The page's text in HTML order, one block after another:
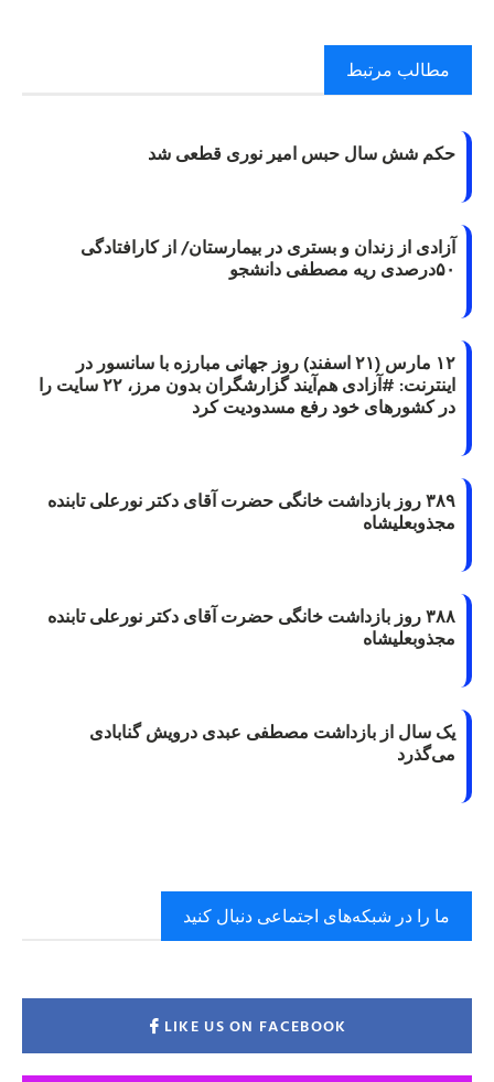
مطالب مرتبط
حکم شش سال حبس امیر نوری قطعی شد
آزادی از زندان و بستری در بیمارستان/ از کارافتادگی
۵۰درصدی ریه مصطفی دانشجو
۱۲ مارس (۲۱ اسفند) روز جهانی مبارزه با سانسور در
اینترنت: #آزادی هم‌آیند گزارشگران‌ بدون مرز، ۲۲ سایت را
در کشورهای خود رفع مسدودیت کرد
۳۸۹ روز بازداشت خانگی حضرت آقای دکتر نورعلی تابنده
مجذوبعلیشاه
۳۸۸ روز بازداشت خانگی حضرت آقای دکتر نورعلی تابنده
مجذوبعلیشاه
یک سال از بازداشت مصطفی عبدی درویش گنابادی
می‌گذرد
ما را در شبکه‌های اجتماعی دنبال کنید
LIKE US ON FACEBOOK